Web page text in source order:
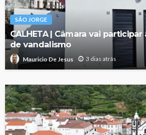
SÃO JORGE
CALHETA | Câmara vai participar
de vandalismo
Mauricio De Jesus 3 dias atrás